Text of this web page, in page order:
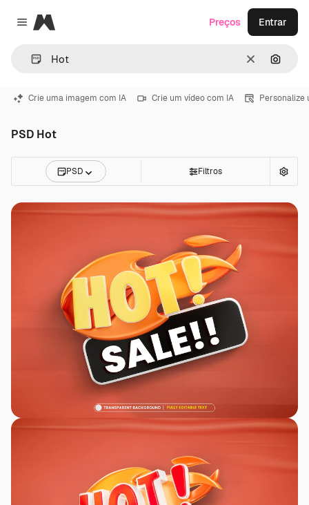
Close menu
Magnific
Limpar
Preços Entrar
Crie uma imagem com IA Crie um vídeo com IA Personalize
PSD Hot
PSD Filtros